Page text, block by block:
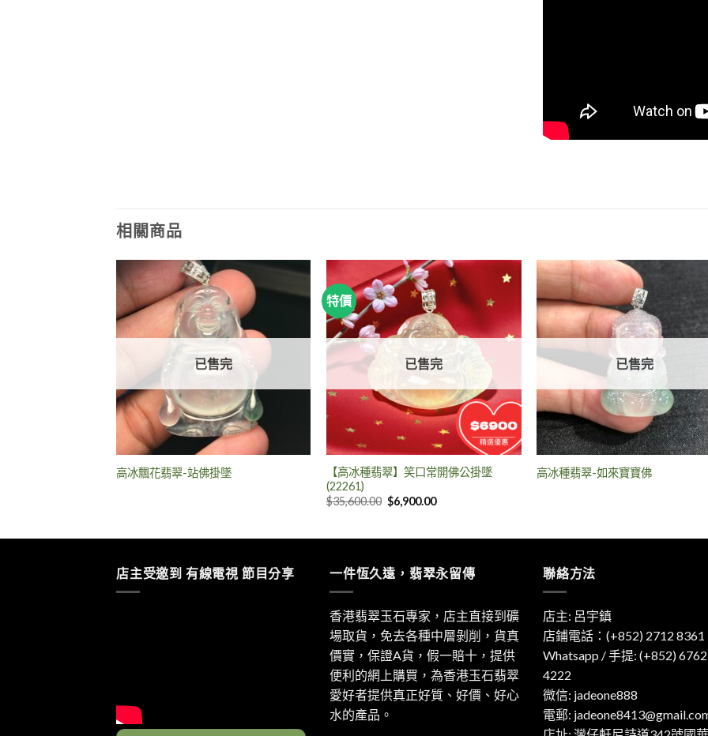
相關商品
已售完
高冰飄花翡翠-站佛掛墜
特價
已售完
【高冰種翡翠】笑口常開佛公掛墜
(22261)
$35,600.00 $6,900.00
已售完
高冰種翡翠-如來寶寶佛
店主受邀到 有線電視 節目分享 一件恆久遠，翡翠永留傳
香港翡翠玉石專家，店主直接到礦
場取貨，免去各種中層剝削，貨真
價實，保證A貨，假一賠十，提供
便利的網上購買，為香港玉石翡翠
愛好者提供真正好質、好價、好心
水的產品。
聯絡方法
店主: 呂宇鎮
店鋪電話：(+852) 2712 8361
Whatsapp / 手提: (+852) 6762
4222
微信: jadeone888
電郵: